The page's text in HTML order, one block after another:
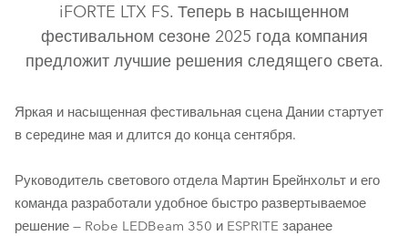
iFORTE® LTX FS
iFORTE LTX FS. Теперь в насыщенном
фестивальном сезоне 2025 года компания
предложит лучшие решения следящего света.
Яркая и насыщенная фестивальная сцена Дании стартует
в середине мая и длится до конца сентября.
Руководитель светового отдела Мартин Брейнхольт и его
команда разработали удобное быстро развертываемое
решение — Robe LEDBeam 350 и ESPRITE заранее